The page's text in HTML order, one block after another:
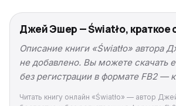
Джей Эшер — Światło, краткое
Описание книги «Światło» автора
не добавлено. Вы можете скачать
без регистрации в формате FB2 —
Читать книгу онлайн «Światło» — автор